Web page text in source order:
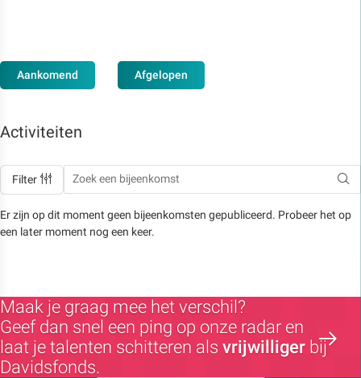
Aankomend Afgelopen
Activiteiten
Filter
Er zijn op dit moment geen bijeenkomsten gepubliceerd. Probeer het op
een later moment nog een keer.
Maak je graag mee het verschil?
Geef dan snel een ping op onze radar en
laat je talenten schitteren als vrijwilliger bij
Davidsfonds.